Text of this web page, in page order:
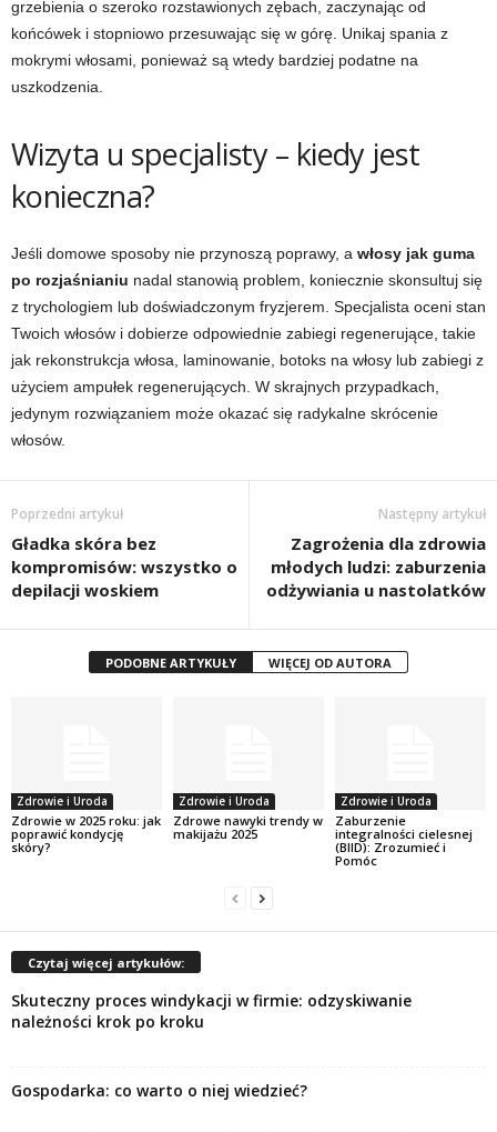
grzebienia o szeroko rozstawionych zębach, zaczynając od
końcówek i stopniowo przesuwając się w górę. Unikaj spania z
mokrymi włosami, ponieważ są wtedy bardziej podatne na
uszkodzenia.
Wizyta u specjalisty – kiedy jest
konieczna?
Jeśli domowe sposoby nie przynoszą poprawy, a włosy jak guma
po rozjaśnianiu nadal stanowią problem, koniecznie skonsultuj się
z trychologiem lub doświadczonym fryzjerem. Specjalista oceni stan
Twoich włosów i dobierze odpowiednie zabiegi regenerujące, takie
jak rekonstrukcja włosa, laminowanie, botoks na włosy lub zabiegi z
użyciem ampułek regenerujących. W skrajnych przypadkach,
jedynym rozwiązaniem może okazać się radykalne skrócenie
włosów.
Poprzedni artykuł
Gładka skóra bez
kompromisów: wszystko o
depilacji woskiem
Następny artykuł
Zagrożenia dla zdrowia
młodych ludzi: zaburzenia
odżywiania u nastolatków
PODOBNE ARTYKUŁY WIĘCEJ OD AUTORA
Zdrowie i Uroda
Zdrowie w 2025 roku: jak
poprawić kondycję
skóry?
Zdrowie i Uroda
Zdrowe nawyki trendy w
makijażu 2025
Zdrowie i Uroda
Zaburzenie
integralności cielesnej
(BIID): Zrozumieć i
Pomóc
Czytaj więcej artykułów:
Skuteczny proces windykacji w firmie: odzyskiwanie
należności krok po kroku
Gospodarka: co warto o niej wiedzieć?